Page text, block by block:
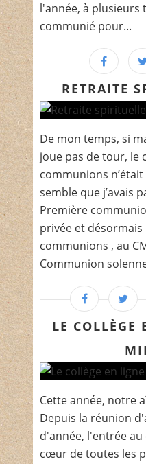
l'année, à plusieurs
communié pour...
RETRAITE
De mon temps, si
joue pas de tour, le
communions
semble que j’avais
Première
privée et désormais
communions , au
Communion
LE COLLÈGE
Cette année, notre
Depuis la réunion
d'année, l'entrée au
cœur de toutes les